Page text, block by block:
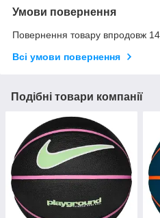
Умови повернення
Повернення товару впродовж
Всі умови повернення
Подібні товари компанії